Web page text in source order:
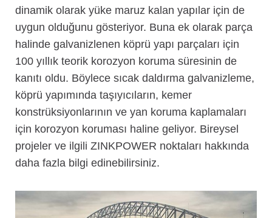
dinamik olarak yüke maruz kalan yapılar için de
uygun olduğunu gösteriyor. Buna ek olarak parça
halinde galvanizlenen köprü yapı parçaları için
100 yıllık teorik korozyon koruma süresinin de
kanıtı oldu. Böylece sıcak daldırma galvanizleme,
köprü yapımında taşıyıcıların, kemer
konstrüksiyonlarının ve yan koruma kaplamaları
için korozyon koruması haline geliyor. Bireysel
projeler ve ilgili ZINKPOWER noktaları hakkında
daha fazla bilgi edinebilirsiniz.